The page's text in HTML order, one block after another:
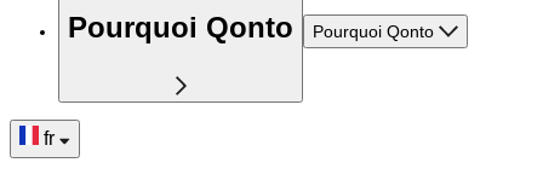
Pourquoi Qonto Pourquoi Qonto
fr